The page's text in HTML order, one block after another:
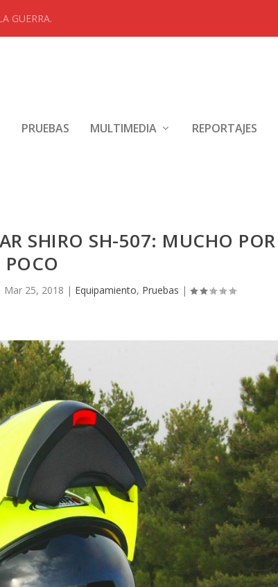
GUERRA.
PRUEBAS MULTIMEDIA REPORTAJES
SHIRO SH-507: MUCHO POR
POCO
Mar 25, 2018 | Equipamiento, Pruebas |